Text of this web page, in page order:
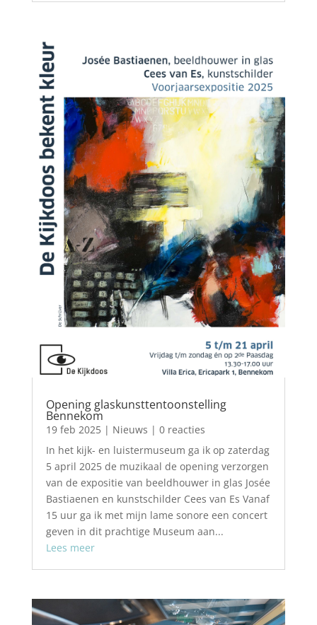
Opening glaskunsttentoonstelling
Bennekom
19 feb 2025| Nieuws | 0 reacties
In het kijk- en luistermuseum ga ik op zaterdag
5 april 2025 de muzikaal de opening verzorgen
van de expositie van beeldhouwer in glas Josée
Bastiaenen en kunstschilder Cees van Es Vanaf
15 uur ga ik met mijn lame sonore een concert
geven in dit prachtige Museum aan...
Lees meer